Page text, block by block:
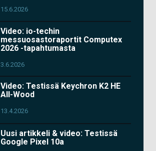
15.6.2026
Video: io-techin
messuosastoraportit Computex
2026 -tapahtumasta
3.6.2026
Video: Testissä Keychron K2 HE
All-Wood
13.4.2026
Uusi artikkeli & video: Testissä
Google Pixel 10a